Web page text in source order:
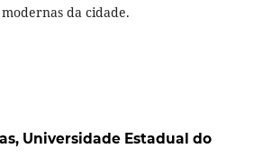
da cidade.
Universidade Estadual do